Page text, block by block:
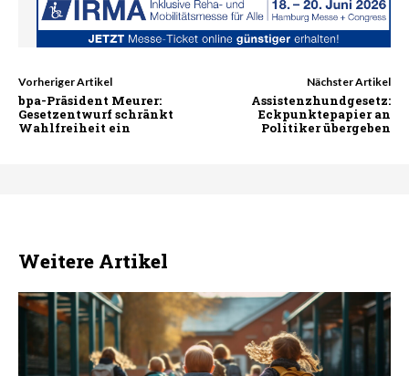
Vorheriger Artikel
bpa-Präsident Meurer:
Gesetzentwurf schränkt
Wahlfreiheit ein
Nächster Artikel
Assistenzhundgesetz:
Eckpunktepapier an
Politiker übergeben
Weitere Artikel